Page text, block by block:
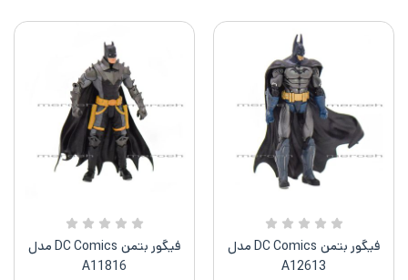
فیگور بتمن DC Comics مدل
A12613
فیگور بتمن DC Comics مدل
A11816